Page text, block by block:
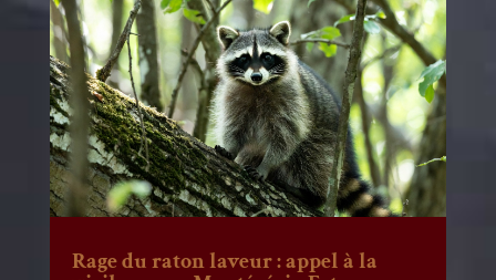
Rage du raton laveur : appel à la